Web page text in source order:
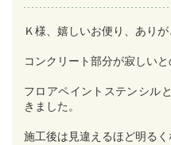
Ｋ様、嬉しいお便り、ありが
コンクリート部分が寂しいと
フロアペイントステンシル
きました。
施工後は見違えるほど明るく